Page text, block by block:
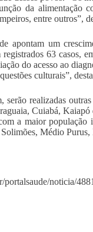
da alimentação
entre outros”,
apontam um
63 casos,
do acesso ao
culturais”,
serão realizadas
Cuiabá,
a maior
Médio
portalsaude/noticia/